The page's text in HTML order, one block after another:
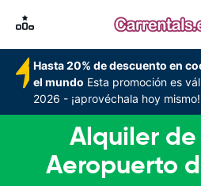
Hasta 20% de descuento en
el mundo Esta promoción es
2026 - ¡aprovéchala hoy mismo!
Alquiler
Aeropuerto